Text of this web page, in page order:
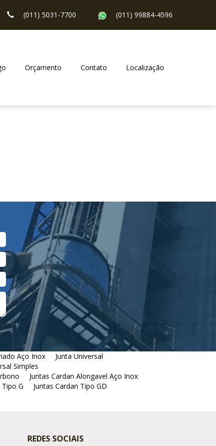
(011) 5031-7700 (011) 99884-4596
Orçamento Contato Localização
Aço Inox
Junta Universal
Simples
Juntas Cardan Alongavel Aço Inox
Tipo G
Juntas Cardan Tipo GD
REDES SOCIAIS